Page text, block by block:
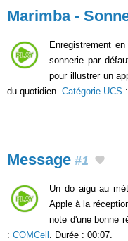
Marimba -
Enregistrement
sonnerie par
pour illustrer un
du quotidien. Catégorie UCS :
Message #1
Un do aigu au
Apple à la
note d'une bonne
: COMCell . Durée : 00:07.